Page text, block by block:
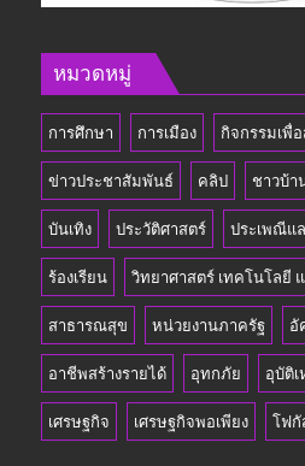
หมวดหมู่
การศึกษา การเมือง กิจกรรมเพื่
ข่าวประชาสัมพันธ์ คลิป ชาวบ้า
บันเทิง ประวัติศาสตร์ ประเพณีแ
ร้องเรียน วิทยาศาสตร์ เทคโนโลยี
สาธารณสุข หน่วยงานภาครัฐ อั
อาชีพสร้างรายได้ อุทกภัย อุบัติ
เศรษฐกิจ เศรษฐกิจพอเพียง โฟกั